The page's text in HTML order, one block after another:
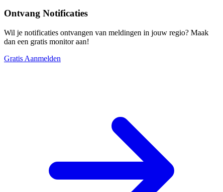
Ontvang Notificaties
Wil je notificaties ontvangen van meldingen in jouw regio? Maak
dan een gratis monitor aan!
Gratis Aanmelden